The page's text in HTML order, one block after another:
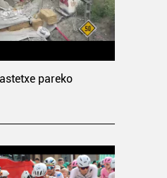
pareko